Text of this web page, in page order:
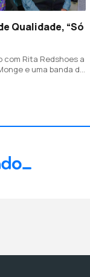
Qualidade, “Só
Rita Redshoes a
e uma banda de